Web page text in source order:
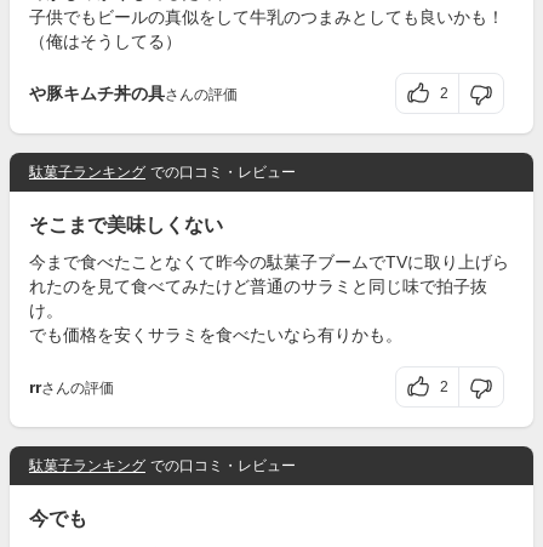
子供でもビールの真似をして牛乳のつまみとしても良いかも！
（俺はそうしてる）
や豚キムチ丼の具さんの評価 2
駄菓子ランキング での口コミ・レビュー
そこまで美味しくない
今まで食べたことなくて昨今の駄菓子ブームでTVに取り上げら
れたのを見て食べてみたけど普通のサラミと同じ味で拍子抜
け。
でも価格を安くサラミを食べたいなら有りかも。
rrさんの評価 2
駄菓子ランキング での口コミ・レビュー
今でも